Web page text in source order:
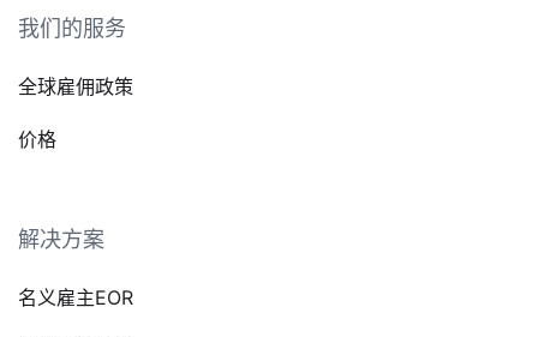
我们的服务
全球雇佣政策
价格
解决方案
名义雇主EOR